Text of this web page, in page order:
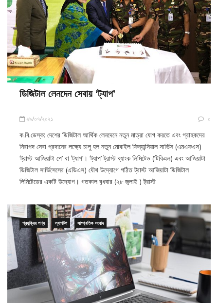
ডিজিটাল লেনদেন সেবায় ‘ট্যাপ’
২৯/০৭/২০২১ ০
ক.বি.ডেস্ক: দেশের ডিজিটাল আর্থিক লেনদেনে নতুন মাত্রা যোগ করতে এবং গ্রাহকদের
নিরাপদ সেবা প্রদানের লক্ষ্যে চালু হল নতুন মোবাইল ফিন্যান্সিয়াল সার্ভিস (এমএফএস)
‘ট্রাস্ট আজিয়াটা পে’ বা ‘ট্যাপ’। ‘ট্যাপ’ ট্রাস্ট ব্যাংক লিমিটেড (টিবিএল) এবং আজিয়াটা
ডিজিটাল সার্ভিসেসের (এডিএস) যৌথ উদ্যোগে গঠিত ট্রাস্ট আজিয়াটা ডিজিটাল
লিমিটেডের একটি উদ্যোগ। গতকাল বুধবার (২৮ জুলাই ) ট্রাস্ট
প্রযুক্রির পণ্য ল্যাপটপ সাম্প্রতিক সংবাদ